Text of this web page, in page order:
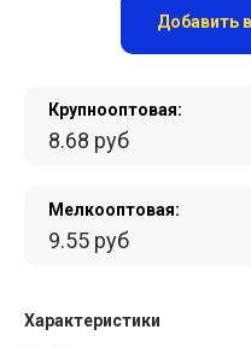
Крупнооптовая:
8.68 руб
Мелкооптовая:
9.55 руб
Характеристики
Добавить